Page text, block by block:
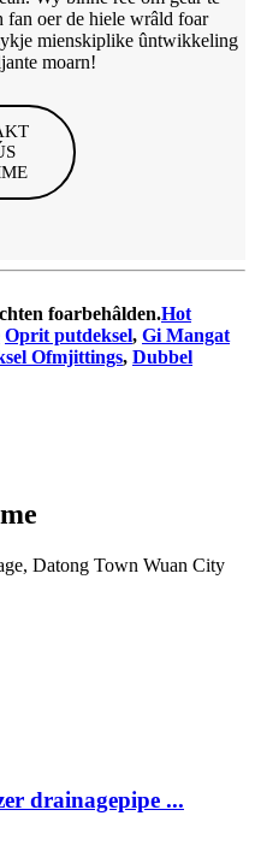
fan oer de hiele wrâld foar
mienskiplike ûntwikkeling
moarn!
foarbehâlden.Hot
Oprit putdeksel, Gi Mangat
Ofmjittings, Dubbel
Datong Town Wuan City
drainagepipe ...